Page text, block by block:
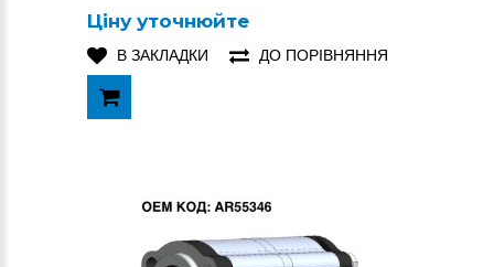
Ціну уточнюйте
В ЗАКЛАДКИ
ДО ПОРІВНЯННЯ